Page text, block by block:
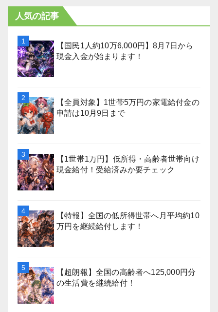
人気の記事
【国民1人約10万6,000円】8月7日から
現金入金が始まります！
【全員対象】1世帯5万円の家電給付金の
申請は10月9日まで
【1世帯1万円】低所得・高齢者世帯向け
現金給付！受給済みか要チェック
【特報】全国の低所得世帯へ月平均約10
万円を継続給付します！
【超朗報】全国の高齢者へ125,000円分
の生活費を継続給付！